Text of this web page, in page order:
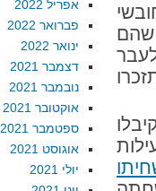
אפריל 2022
פברואר 2022
ינואר 2022
דצמבר 2021
נובמבר 2021
אוקטובר 2021
ספטמבר 2021
אוגוסט 2021
יולי 2021